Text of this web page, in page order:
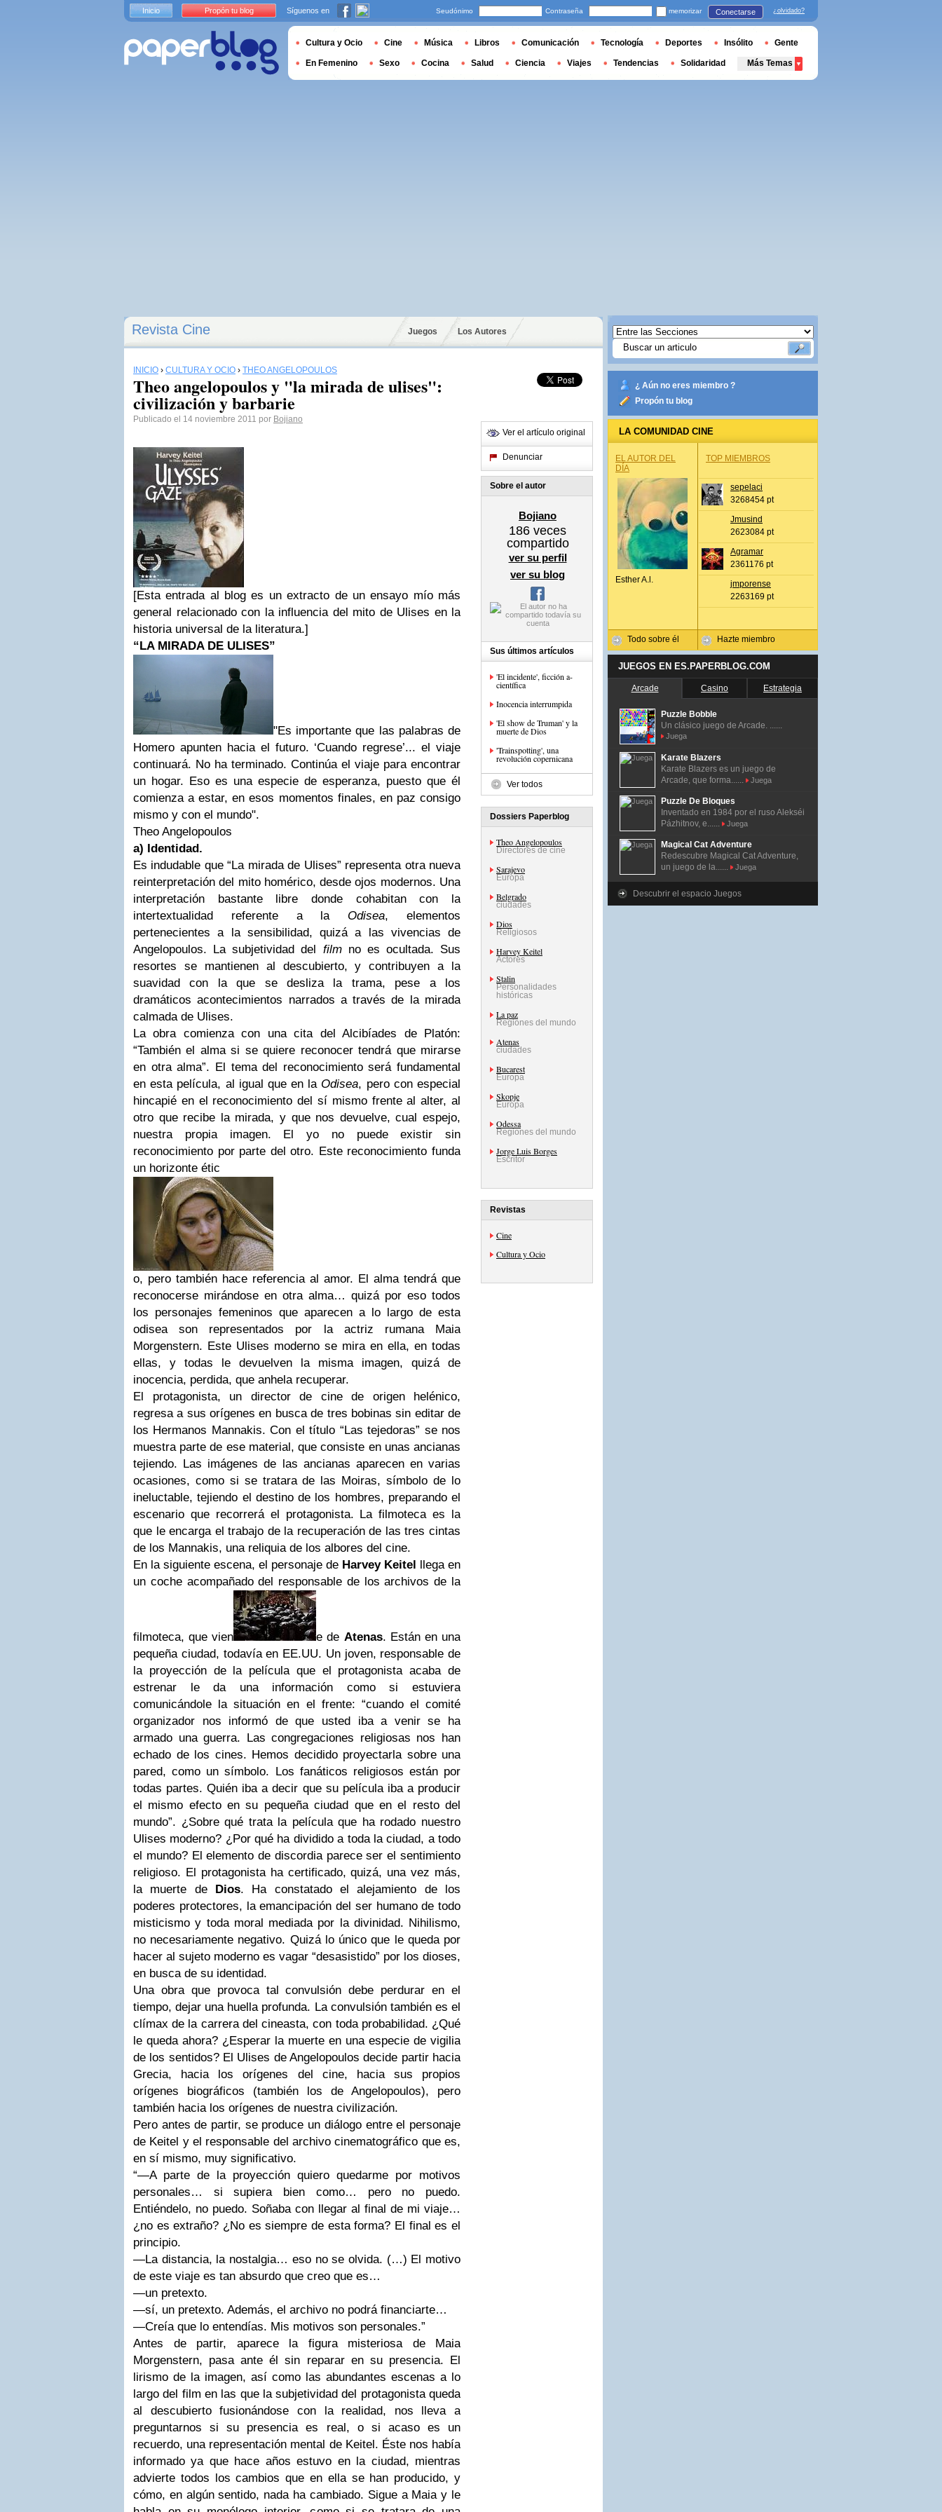
Revista Cine Juegos Los Autores
INICIO › CULTURA Y OCIO › THEO ANGELOPOULOS
Theo angelopoulos y "la mirada de ulises":
civilización y barbarie
Publicado el 14 noviembre 2011 por Bojiano
[Esta entrada al blog es un extracto de un ensayo mío más
general relacionado con la influencia del mito de Ulises en la
historia universal de la literatura.]
“LA MIRADA DE ULISES”
"Es importante que las palabras de
Homero apunten hacia el futuro. ‘Cuando regrese’... el viaje
continuará. No ha terminado. Continúa el viaje para encontrar
un hogar. Eso es una especie de esperanza, puesto que él
comienza a estar, en esos momentos finales, en paz consigo
mismo y con el mundo".
Theo Angelopoulos
a) Identidad.
Es indudable que “La mirada de Ulises” representa otra nueva
reinterpretación del mito homérico, desde ojos modernos. Una
interpretación bastante libre donde cohabitan con la
intertextualidad referente a la Odisea, elementos
pertenecientes a la sensibilidad, quizá a las vivencias de
Angelopoulos. La subjetividad del filmno es ocultada. Sus
resortes se mantienen al descubierto, y contribuyen a la
suavidad con la que se desliza la trama, pese a los
dramáticos acontecimientos narrados a través de la mirada
calmada de Ulises.
La obra comienza con una cita del Alcibíades de Platón:
“También el alma si se quiere reconocer tendrá que mirarse
en otra alma”. El tema del reconocimiento será fundamental
en esta película, al igual que en la Odisea, pero con especial
hincapié en el reconocimiento del sí mismo frente al alter, al
otro que recibe la mirada, y que nos devuelve, cual espejo,
nuestra propia imagen. El yo no puede existir sin
reconocimiento por parte del otro. Este reconocimiento funda
un horizonte étic
o, pero también hace referencia al amor. El alma tendrá que
reconocerse mirándose en otra alma… quizá por eso todos
los personajes femeninos que aparecen a lo largo de esta
odisea son representados por la actriz rumana Maia
Morgenstern. Este Ulises moderno se mira en ella, en todas
ellas, y todas le devuelven la misma imagen, quizá de
inocencia, perdida, que anhela recuperar.
El protagonista, un director de cine de origen helénico,
regresa a sus orígenes en busca de tres bobinas sin editar de
los Hermanos Mannakis. Con el título “Las tejedoras” se nos
muestra parte de ese material, que consiste en unas ancianas
tejiendo. Las imágenes de las ancianas aparecen en varias
ocasiones, como si se tratara de las Moiras, símbolo de lo
ineluctable, tejiendo el destino de los hombres, preparando el
escenario que recorrerá el protagonista. La filmoteca es la
que le encarga el trabajo de la recuperación de las tres cintas
de los Mannakis, una reliquia de los albores del cine.
En la siguiente escena, el personaje de Harvey Keitel llega en
un coche acompañado del responsable de los archivos de la
filmoteca, que vien e de Atenas. Están en una
pequeña ciudad, todavía en EE.UU. Un joven, responsable de
la proyección de la película que el protagonista acaba de
estrenar le da una información como si estuviera
comunicándole la situación en el frente: “cuando el comité
organizador nos informó de que usted iba a venir se ha
armado una guerra. Las congregaciones religiosas nos han
echado de los cines. Hemos decidido proyectarla sobre una
pared, como un símbolo. Los fanáticos religiosos están por
todas partes. Quién iba a decir que su película iba a producir
el mismo efecto en su pequeña ciudad que en el resto del
mundo”. ¿Sobre qué trata la película que ha rodado nuestro
Ulises moderno? ¿Por qué ha dividido a toda la ciudad, a todo
el mundo? El elemento de discordia parece ser el sentimiento
religioso. El protagonista ha certificado, quizá, una vez más,
la muerte de Dios. Ha constatado el alejamiento de los
poderes protectores, la emancipación del ser humano de todo
misticismo y toda moral mediada por la divinidad. Nihilismo,
no necesariamente negativo. Quizá lo único que le queda por
hacer al sujeto moderno es vagar “desasistido” por los dioses,
en busca de su identidad.
Una obra que provoca tal convulsión debe perdurar en el
tiempo, dejar una huella profunda. La convulsión también es el
clímax de la carrera del cineasta, con toda probabilidad. ¿Qué
le queda ahora? ¿Esperar la muerte en una especie de vigilia
de los sentidos? El Ulises de Angelopoulos decide partir hacia
Grecia, hacia los orígenes del cine, hacia sus propios
orígenes biográficos (también los de Angelopoulos), pero
también hacia los orígenes de nuestra civilización.
Pero antes de partir, se produce un diálogo entre el personaje
de Keitel y el responsable del archivo cinematográfico que es,
en sí mismo, muy significativo.
“—A parte de la proyección quiero quedarme por motivos
personales… si supiera bien como… pero no puedo.
Entiéndelo, no puedo. Soñaba con llegar al final de mi viaje…
¿no es extraño? ¿No es siempre de esta forma? El final es el
principio.
—La distancia, la nostalgia… eso no se olvida. (…) El motivo
de este viaje es tan absurdo que creo que es…
—un pretexto.
—sí, un pretexto. Además, el archivo no podrá financiarte…
—Creía que lo entendías. Mis motivos son personales.”
Antes de partir, aparece la figura misteriosa de Maia
Morgenstern, pasa ante él sin reparar en su presencia. El
lirismo de la imagen, así como las abundantes escenas a lo
largo del film en las que la subjetividad del protagonista queda
al descubierto fusionándose con la realidad, nos lleva a
preguntarnos si su presencia es real, o si acaso es un
recuerdo, una representación mental de Keitel. Éste nos había
informado ya que hace años estuvo en la ciudad, mientras
advierte todos los cambios que en ella se han producido, y
cómo, en algún sentido, nada ha cambiado. Sigue a Maia y le
Ver el artículo original
Denunciar
Sobre el autor
Bojiano
186 veces
compartido
ver su perfil
ver su blog
Sus últimos artículos
'El incidente', ficción a-
científica
Inocencia interrumpida
'El show de Truman' y la
muerte de Dios
'Trainspotting', una
revolución copernicana
Ver todos
Dossiers Paperblog
Theo Angelopoulos
Directores de cine
Sarajevo
Europa
Belgrado
ciudades
Dios
Religiosos
Harvey Keitel
Actores
Stalin
Personalidades
históricas
La paz
Regiones del mundo
Atenas
ciudades
Bucarest
Europa
Skopje
Europa
Odessa
Regiones del mundo
Jorge Luis Borges
Escritor
Revistas
Cine
Cultura y Ocio
¿ Aún no eres miembro ?
Propón tu blog
LA COMUNIDAD CINE
EL AUTOR DEL
DÍA
Esther A.l.
Todo sobre él
TOP MIEMBROS
sepelaci
3268454 pt
Jmusind
2623084 pt
Agramar
2361176 pt
jmporense
2263169 pt
Hazte miembro
JUEGOS EN ES.PAPERBLOG.COM
Arcade Casino Estrategia
Puzzle Bobble
Un clásico juego de Arcade. ......
Juega
Karate Blazers
Karate Blazers es un juego de
Arcade, que forma......
Juega
Puzzle De Bloques
Inventado en 1984 por el ruso Alekséi
Pázhitnov, e......
Juega
Magical Cat Adventure
Redescubre Magical Cat Adventure,
un juego de la......
Juega
Descubrir el espacio Juegos
Inicio Propón tu blog Síguenos en Seudónimo Contraseña memorizar Conectarse ¿olvidado?
Cultura y Ocio Cine Música Libros Comunicación Tecnología Deportes Insólito Gente
En Femenino Sexo Cocina Salud Ciencia Viajes Tendencias Solidaridad Más Temas